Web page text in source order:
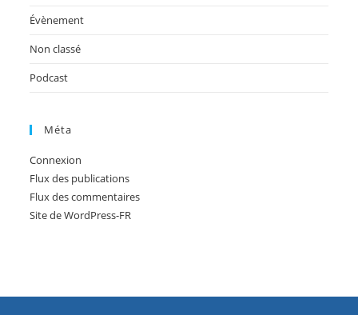
Évènement
Non classé
Podcast
Méta
Connexion
Flux des publications
Flux des commentaires
Site de WordPress-FR